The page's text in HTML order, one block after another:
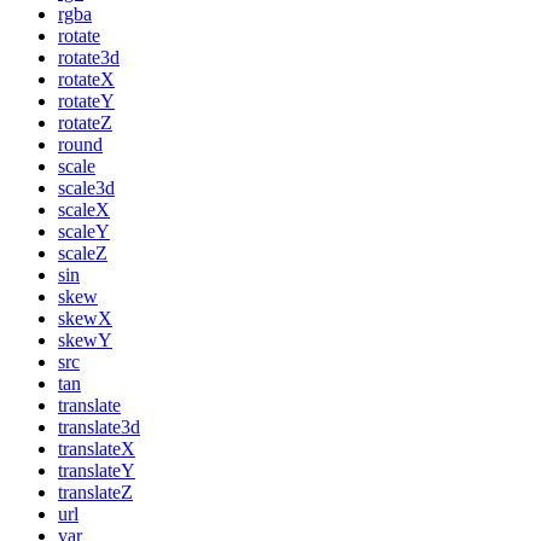
rgba
rotate
rotate3d
rotateX
rotateY
rotateZ
round
scale
scale3d
scaleX
scaleY
scaleZ
sin
skew
skewX
skewY
src
tan
translate
translate3d
translateX
translateY
translateZ
url
var